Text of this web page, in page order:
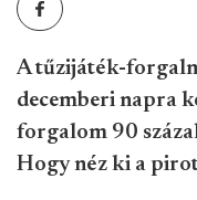
A tűzijáték-
decemberi napra
forgalom 90
Hogy néz ki a